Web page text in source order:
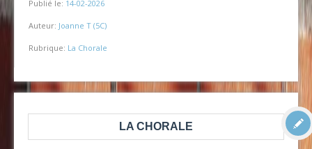
Publié le: 14-02-2026
Auteur: Joanne T (5C)
Rubrique: La Chorale
LA CHORALE